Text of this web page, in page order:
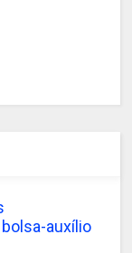
auxílio